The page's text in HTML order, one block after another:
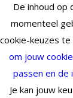
De inhoud op
momenteel
cookie-keuzes
om jouw
passen en de
Je kan jouw